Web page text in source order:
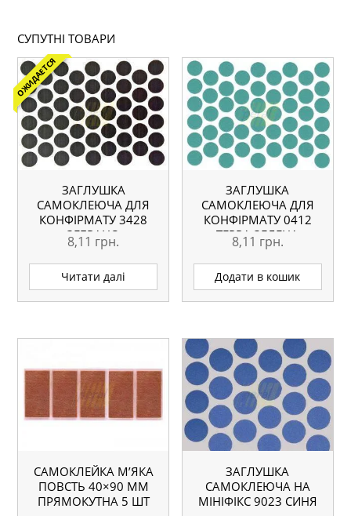
СУПУТНІ ТОВАРИ
ОЖИДАЕТСЯ
ЗАГЛУШКА
САМОКЛЕЮЧА ДЛЯ
КОНФІРМАТУ 3428
ЗЕБРАНО
8,11 грн.
Читати далі
ЗАГЛУШКА
САМОКЛЕЮЧА ДЛЯ
КОНФІРМАТУ 0412
ТЕРРА ЗЕЛЕНА
8,11 грн.
Додати в кошик
САМОКЛЕЙКА М’ЯКА
ПОВСТЬ 40×90 ММ
ПРЯМОКУТНА 5 ШТ
ЗАГЛУШКА
САМОКЛЕЮЧА НА
МІНІФІКС 9023 СИНЯ